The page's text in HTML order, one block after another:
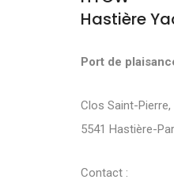
Hastière
Port de
Clos Saint-Pierre,
5541 Hastière-
Contact :